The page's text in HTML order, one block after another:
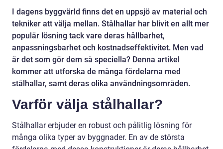
I dagens byggvärld finns det en uppsjö av material och
tekniker att välja mellan. Stålhallar har blivit en allt mer
populär lösning tack vare deras hållbarhet,
anpassningsbarhet och kostnadseffektivitet. Men vad
är det som gör dem så speciella? Denna artikel
kommer att utforska de många fördelarna med
stålhallar, samt deras olika användningsområden.
Varför välja stålhallar?
Stålhallar erbjuder en robust och pålitlig lösning för
många olika typer av byggnader. En av de största